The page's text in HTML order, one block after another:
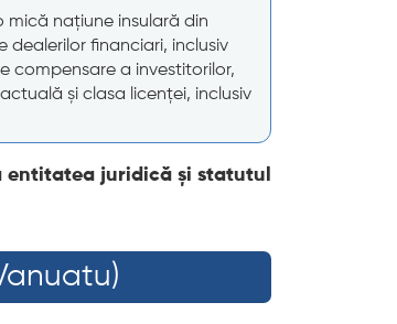
mică națiune insulară din
dealerilor financiari, inclusiv
compensare a investitorilor,
și clasa licenței, inclusiv
entitatea juridică și statutul